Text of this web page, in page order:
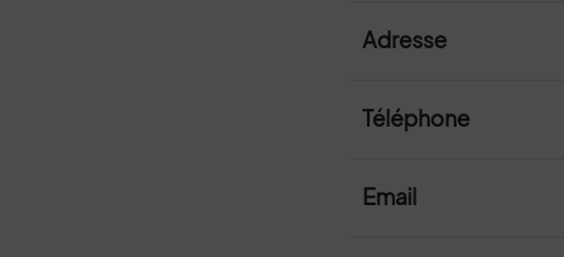
Adresse
Téléphone
Email